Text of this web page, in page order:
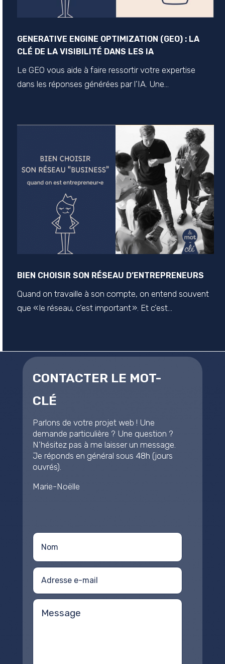
GENERATIVE ENGINE OPTIMIZATION (GEO) : LA
CLÉ DE LA VISIBILITÉ DANS LES IA
Le GEO vous aide à faire ressortir votre expertise
dans les réponses générées par l’IA. Une...
BIEN CHOISIR SON RÉSEAU D’ENTREPRENEURS
Quand on travaille à son compte, on entend souvent
que « le réseau, c’est important ». Et c’est...
CONTACTER LE MOT-
CLÉ
Parlons de votre projet web ! Une
demande particulière ? Une question ?
N’hésitez pas à me laisser un message.
Je réponds en général sous 48h (jours
ouvrés).
Marie-Noëlle